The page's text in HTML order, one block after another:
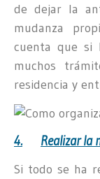
de dejar la
mudanza
cuenta que si
muchos
residencia y
4. Realizar la
Si todo se ha